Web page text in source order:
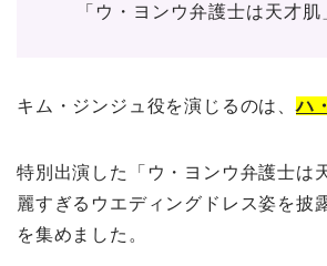
「ウ・ヨンウ弁護士は天才肌
キム・ジンジュ役を演じるのは、ハ
特別出演した「ウ・ヨンウ弁護士は
麗すぎるウエディングドレス姿を披
を集めました。